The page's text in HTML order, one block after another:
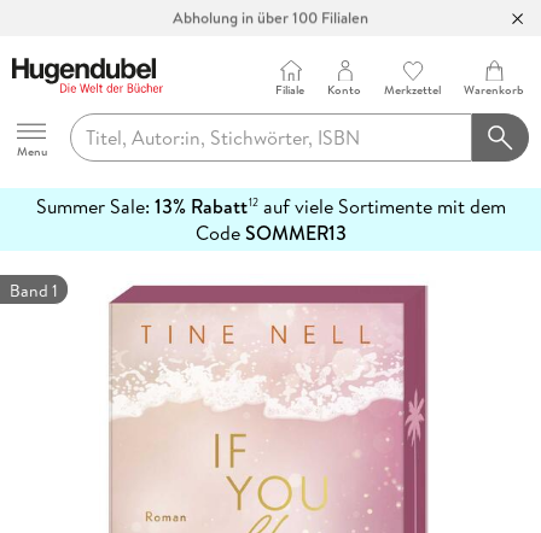
Abholung in über 100 Filialen
Hugendubel
Menu
Filiale Konto Merkzettel Warenkorb
Summer Sale: 13% Rabatt12auf viele Sortimente mit dem
CodeSOMMER13
erfahren
Band 1